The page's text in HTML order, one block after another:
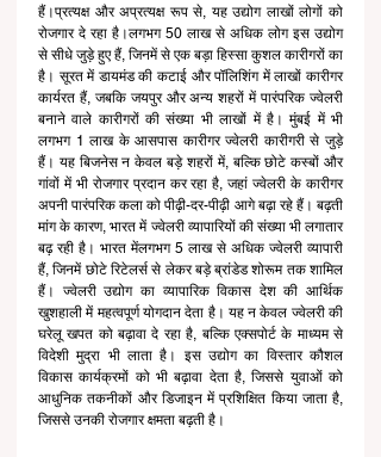
हैं।प्रत्यक्ष और अप्रत्यक्ष रूप से, यह उद्योग लाखों लोगों को
रोजगार दे रहा है।लगभग 50 लाख से अधिक लोग इस उद्योग
से सीधे जुड़े हुए हैं, जिनमें से एक बड़ा हिस्सा कुशल कारीगरों का
है। सूरत में डायमंड की कटाई और पॉलिशिंग में लाखों कारीगर
कार्यरत हैं, जबकि जयपुर और अन्य शहरों में पारंपरिक ज्वेलरी
बनाने वाले कारीगरों की संख्या भी लाखों में है। मुंबई में भी
लगभग 1 लाख के आसपास कारीगर ज्वेलरी कारीगरी से जुड़े
हैं। यह बिजनेस न केवल बड़े शहरों में, बल्कि छोटे कस्बों और
गांवों में भी रोजगार प्रदान कर रहा है, जहां ज्वेलरी के कारीगर
अपनी पारंपरिक कला को पीढ़ी-दर-पीढ़ी आगे बढ़ा रहे हैं। बढ़ती
मांग के कारण, भारत में ज्वेलरी व्यापारियों की संख्या भी लगातार
बढ़ रही है। भारत मेंलगभग 5 लाख से अधिक ज्वेलरी व्यापारी
हैं, जिनमें छोटे रिटेलर्स से लेकर बड़े ब्रांडेड शोरूम तक शामिल
हैं। ज्वेलरी उद्योग का व्यापारिक विकास देश की आर्थिक
खुशहाली में महत्वपूर्ण योगदान देता है। यह न केवल ज्वेलरी की
घरेलू खपत को बढ़ावा दे रहा है, बल्कि एक्सपोर्ट के माध्यम से
विदेशी मुद्रा भी लाता है। इस उद्योग का विस्तार कौशल
विकास कार्यक्रमों को भी बढ़ावा देता है, जिससे युवाओं को
आधुनिक तकनीकों और डिजाइन में प्रशिक्षित किया जाता है,
जिससे उनकी रोजगार क्षमता बढ़ती है।